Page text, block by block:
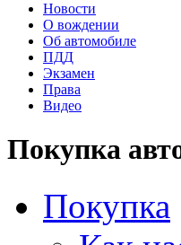
Новости
О вождении
Об автомобиле
ПДД
Экзамен
Права
Видео
Покупка
Покупка